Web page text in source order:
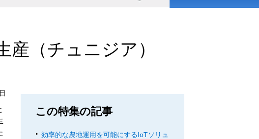
（チュニジア）
この特集の記事
効率的な農地運用を可能にするIoTソリュ